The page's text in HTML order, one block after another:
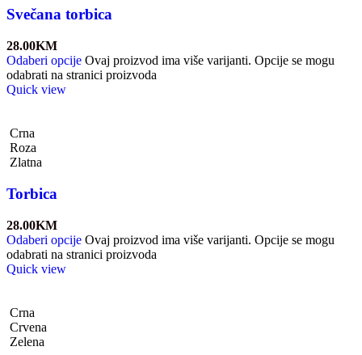
Svečana torbica
28.00KM
Odaberi opcije Ovaj proizvod ima više varijanti. Opcije se mogu
odabrati na stranici proizvoda
Quick view
Crna
Roza
Zlatna
Torbica
28.00KM
Odaberi opcije Ovaj proizvod ima više varijanti. Opcije se mogu
odabrati na stranici proizvoda
Quick view
Crna
Crvena
Zelena